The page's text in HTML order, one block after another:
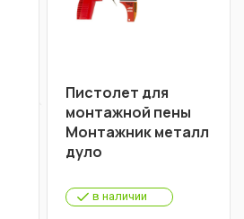
Пистолет для
монтажной пены
Монтажник металл
дуло
в наличии